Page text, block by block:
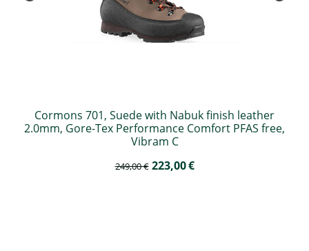
Cormons 701, Suede with Nabuk finish leather
2.0mm, Gore-Tex Performance Comfort PFAS free,
Vibram C
249,00€ 223,00€